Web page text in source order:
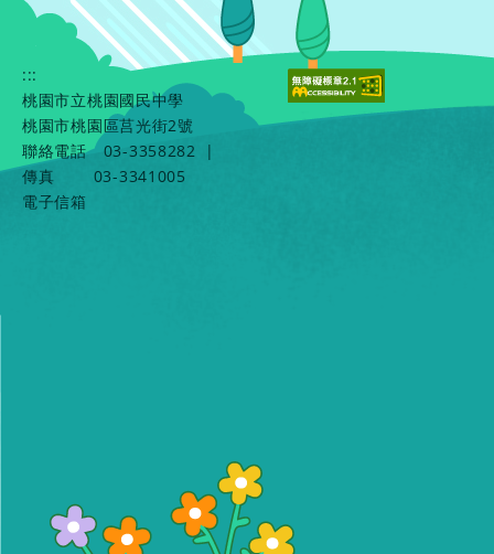
:::
桃園市立桃園國民中學
桃園市桃園區莒光街2號
聯絡電話
03-3358282
|
傳真
03-3341005
電子信箱